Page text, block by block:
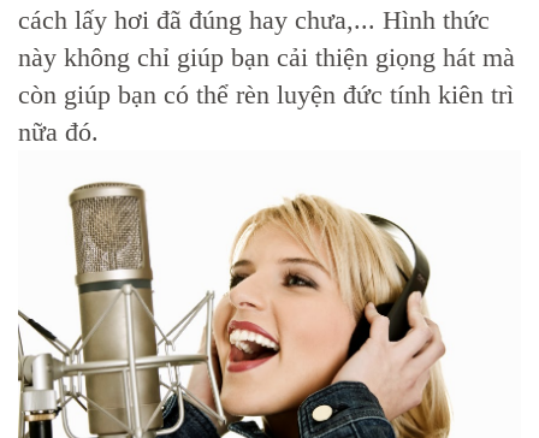
cách lấy hơi đã đúng hay chưa,... Hình thức
này không chỉ giúp bạn cải thiện giọng hát mà
còn giúp bạn có thể rèn luyện đức tính kiên trì
nữa đó.